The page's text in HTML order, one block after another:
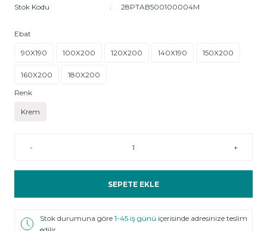
Stok Kodu 28PTAB500100004M
Ebat
90X190 100X200 120X200 140X190 150X200
160X200
180X200
Renk
Krem
- +
SEPETE EKLE
Stok durumuna göre1-45 iş günü içerisinde adresinize teslim